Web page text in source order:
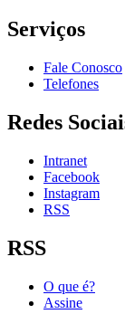
Serviços
Fale Conosco
Telefones
Redes
Intranet
Facebook
Instagram
RSS
RSS
O que é?
Assine